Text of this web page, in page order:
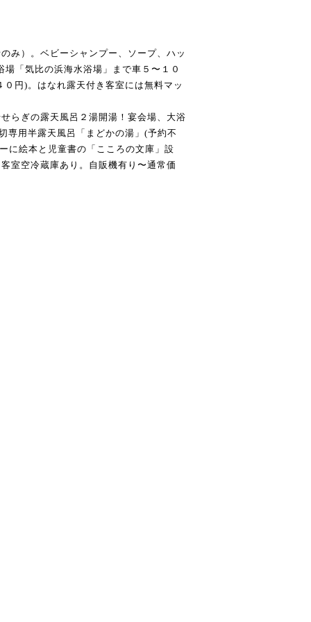
み）。ベビーシャンプー、ソープ、ハッ
場「気比の浜海水浴場」まで車５〜１０
円)。はなれ露天付き客室には無料マッ
らぎの露天風呂２湯開湯！宴会場、大浴
専用半露天風呂「まどかの湯」(予約不
に絵本と児童書の「こころの文庫」設
室空冷蔵庫あり。自販機有り〜通常価